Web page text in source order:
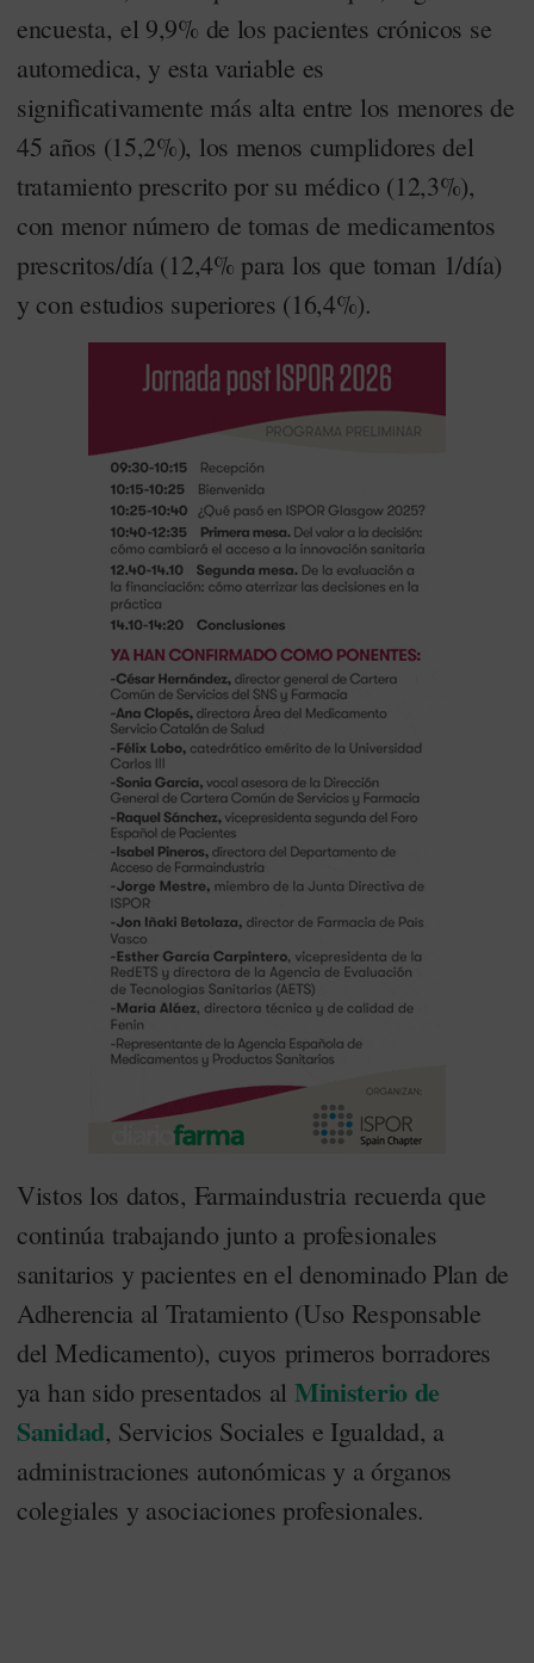
encuesta, el 9,9% de los pacientes crónicos se
automedica, y esta variable es
significativamente más alta entre los menores de
45 años (15,2%), los menos cumplidores del
tratamiento prescrito por su médico (12,3%),
con menor número de tomas de medicamentos
prescritos/día (12,4% para los que toman 1/día)
y con estudios superiores (16,4%).
Vistos los datos, Farmaindustria recuerda que
continúa trabajando junto a profesionales
sanitarios y pacientes en el denominado Plan de
Adherencia al Tratamiento (Uso Responsable
del Medicamento), cuyos primeros borradores
ya han sido presentados al Ministerio de
Sanidad, Servicios Sociales e Igualdad, a
administraciones autonómicas y a órganos
colegiales y asociaciones profesionales.